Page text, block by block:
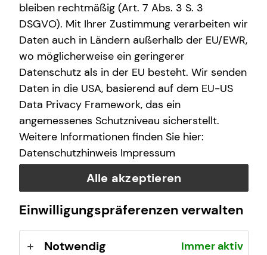
Dienstag 10:00 - 21:00 Uhr
Mittwoch 10:00 - 21:00 Uhr
Donnerstag 10:00 - 21:00 Uhr
Freitag 10:00 - 21:00 Uhr
Samstag 10:00 - 17:00 Uhr
Selbstverständlich sind auch Termine außerhalb
Kontaktformular
bleiben rechtmäßig (Art. 7 Abs. 3 S. 3
DSGVO). Mit Ihrer Zustimmung verarbeiten wir
Daten auch in Ländern außerhalb der EU/EWR,
wo möglicherweise ein geringerer
Datenschutz als in der EU besteht. Wir senden
Daten in die USA, basierend auf dem EU-US
Data Privacy Framework, das ein
angemessenes Schutzniveau sicherstellt.
Weitere Informationen finden Sie hier:
Datenschutzhinweis Impressum
Alle akzeptieren
Einwilligungspräferenzen verwalten
Notwendig Immer aktiv